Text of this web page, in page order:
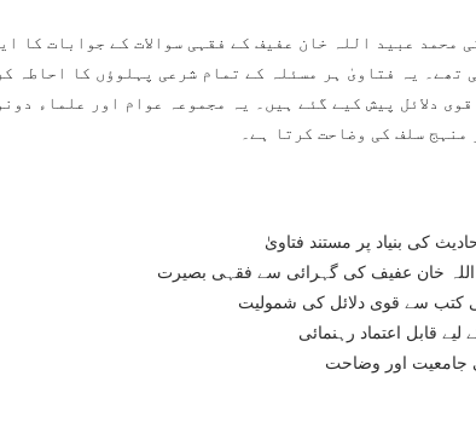
محمد عبید اللہ خان عفیف کے فقہی سوالات کے جوابات کا
تھے۔ یہ فتاویٰ ہر مسئلہ کے تمام شرعی پہلوؤں کا احاطہ
دلائل پیش کیے گئے ہیں۔ یہ مجموعہ عوام اور علماء
منہج سلف کی وضاحت کرتا ہے۔
کی بنیاد پر مستند فتاویٰ
اللہ خان عفیف کی گہرائی سے فقہی بصیرت
کتب سے قوی دلائل کی شمولیت
لیے قابل اعتماد رہنمائی
اور وضاحت